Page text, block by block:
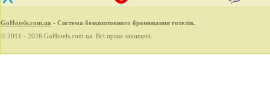
GoHotels.com.ua - Система безкоштовного бронювання готелів.
© 2011 - 2026 GoHotels.com.ua. Всі права захищені.